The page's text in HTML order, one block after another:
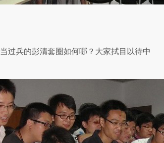
当过兵的彭清套圈如何哪？大家拭目以待中